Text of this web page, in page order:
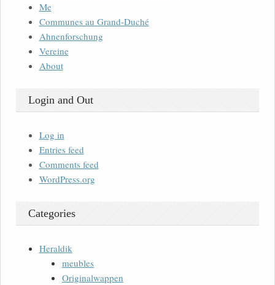
Me
Communes au Grand-Duché
Ahnenforschung
Vereine
About
Login and Out
Log in
Entries feed
Comments feed
WordPress.org
Categories
Heraldik
meubles
Originalwappen